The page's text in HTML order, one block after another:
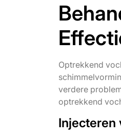
Optrekkend
verdere
optrekkend
Injecteren